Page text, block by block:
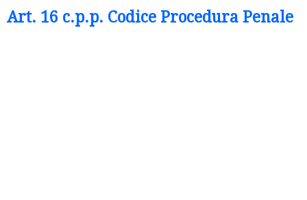
Art. 16 c.p.p. Codice Procedura Penale